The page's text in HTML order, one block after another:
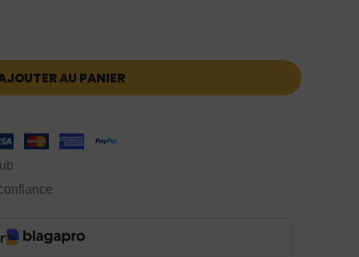
AU PANIER